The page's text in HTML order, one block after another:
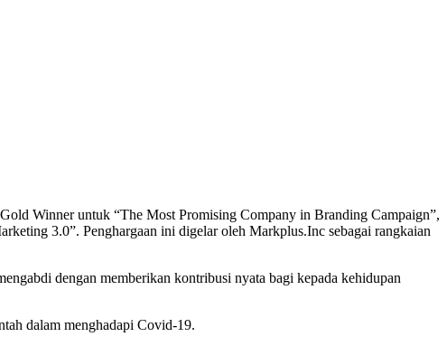
Winner untuk “The Most Promising Company in Branding Campaign”,
3.0”. Penghargaan ini digelar oleh Markplus.Inc sebagai rangkaian
dengan memberikan kontribusi nyata bagi kepada kehidupan
dalam menghadapi Covid-19.